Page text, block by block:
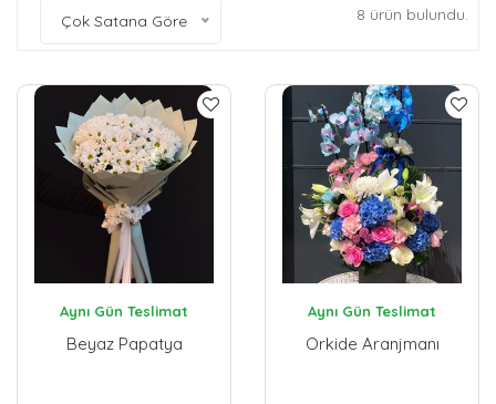
Çok Satana Göre 8 ürün bulundu.
Aynı Gün Teslimat
Beyaz Papatya
Aynı Gün Teslimat
Orkide Aranjmanı